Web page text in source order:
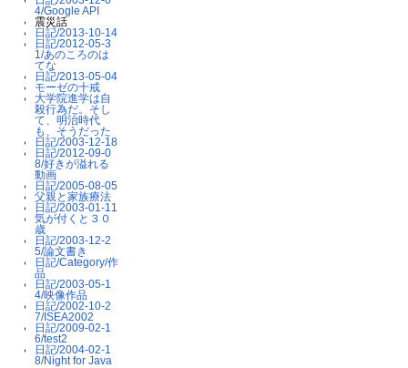
4/Google API
震災話
日記/2013-10-14
日記/2012-05-3
1/あのころのは
てな
日記/2013-05-04
モーゼの十戒
大学院進学は自
殺行為だ。そし
て、明治時代
も、そうだった
日記/2003-12-18
日記/2012-09-0
8/好きが溢れる
動画
日記/2005-08-05
父親と家族療法
日記/2003-01-11
気が付くと３０
歳
日記/2003-12-2
5/論文書き
日記/Category/作
品
日記/2003-05-1
4/映像作品
日記/2002-10-2
7/ISEA2002
日記/2009-02-1
6/test2
日記/2004-02-1
8/Night for Java